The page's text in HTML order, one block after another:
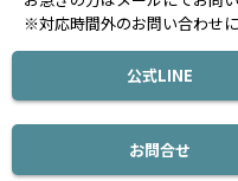
※対応時間外のお問い合わせ
公式LINE
お問合せ